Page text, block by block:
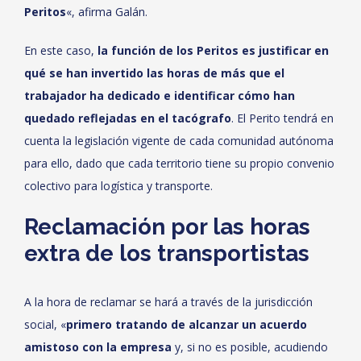
Peritos«, afirma Galán.
En este caso, la función de los Peritos es justificar en
qué se han invertido las horas de más que el
trabajador ha dedicado e identificar cómo han
quedado reflejadas en el tacógrafo. El Perito tendrá en
cuenta la legislación vigente de cada comunidad autónoma
para ello, dado que cada territorio tiene su propio convenio
colectivo para logística y transporte.
Reclamación por las horas
extra de los transportistas
A la hora de reclamar se hará a través de la jurisdicción
social, «primero tratando de alcanzar un acuerdo
amistoso con la empresa y, si no es posible, acudiendo